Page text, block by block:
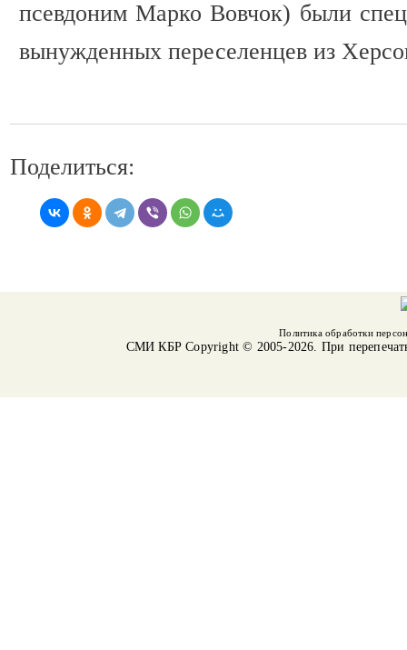
псевдоним Марко Вовчок) были
вынужденных переселенцев из
Поделиться:
Политика обработки
СМИ КБРCopyright © 2005-2026. При